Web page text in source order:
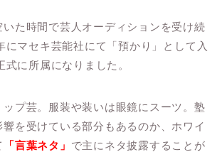
た時間で芸人オーディションを受け続
にマセキ芸能社にて「預かり」として入
式に所属になりました。
プ芸。服装や装いは眼鏡にスーツ。塾
を受けている部分もあるのか、ホワイ
「言葉ネタ」 で主にネタ披露することが